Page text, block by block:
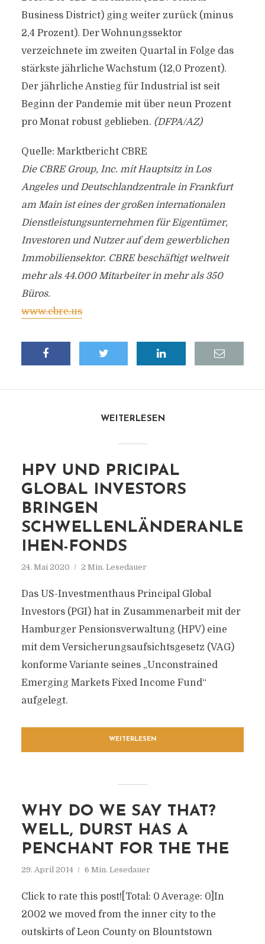
Business District) ging weiter zurück (minus
2,4 Prozent). Der Wohnungssektor
verzeichnete im zweiten Quartal in Folge das
stärkste jährliche Wachstum (12,0 Prozent).
Der jährliche Anstieg für Industrial ist seit
Beginn der Pandemie mit über neun Prozent
pro Monat robust geblieben. (DFPA/AZ)
Quelle: Marktbericht CBRE
Die CBRE Group, Inc. mit Hauptsitz in Los
Angeles und Deutschlandzentrale in Frankfurt
am Main ist eines der großen internationalen
Dienstleistungsunternehmen für Eigentümer,
Investoren und Nutzer auf dem gewerblichen
Immobiliensektor. CBRE beschäftigt weltweit
mehr als 44.000 Mitarbeiter in mehr als 350
Büros.
www.cbre.us
WEITERLESEN
HPV UND PRICIPAL
GLOBAL INVESTORS
BRINGEN
SCHWELLENLÄNDERANLE
IHEN-FONDS
24. Mai 2020 2 Min. Lesedauer
Das US-Investmenthaus Principal Global
Investors (PGI) hat in Zusammenarbeit mit der
Hamburger Pensionsverwaltung (HPV) eine
mit dem Versicherungsaufsichtsgesetz (VAG)
konforme Variante seines „Unconstrained
Emerging Markets Fixed Income Fund“
aufgelegt.
WEITERLESEN
WHY DO WE SAY THAT?
WELL, DURST HAS A
PENCHANT FOR THE THE
29. April 2014 6 Min. Lesedauer
Click to rate this post![Total: 0 Average: 0]In
2002 we moved from the inner city to the
outskirts of Leon County on Blountstown